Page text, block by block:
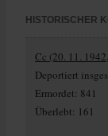
HISTORISCHER
Cc (20. 11.
Deportiert
Ermordet: 841
Überlebt: 161